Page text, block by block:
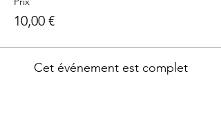
10,00 €
Cet événement est complet